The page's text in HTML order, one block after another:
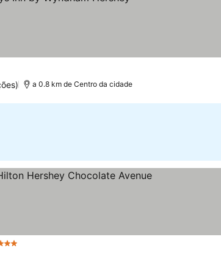
a 0.8 km de Centro da cidade
Estrelas